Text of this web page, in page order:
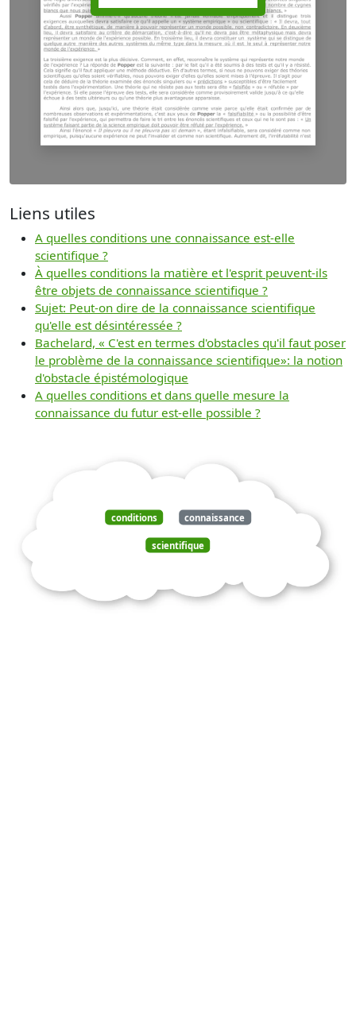
Liens utiles
A quelles conditions une connaissance est-elle
scientifique ?
À quelles conditions la matière et l'esprit peuvent-ils
être objets de connaissance scientifique ?
Sujet: Peut-on dire de la connaissance scientifique
qu'elle est désintéressée ?
Bachelard, « C'est en termes d'obstacles qu'il faut poser
le problème de la connaissance scientifique»: la notion
d'obstacle épistémologique
A quelles conditions et dans quelle mesure la
connaissance du futur est-elle possible ?
conditions connaissance
scientifique